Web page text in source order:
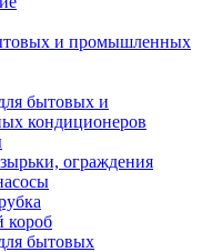
и промышленных
бытовых и
кондиционеров
ограждения
короб
бытовых